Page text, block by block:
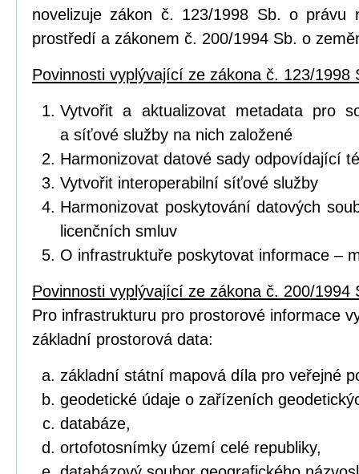
novelizuje zákon č. 123/1998 Sb. o právu
prostředí a zákonem č. 200/1994 Sb. o
Povinnosti vyplývající ze zákona č. 123/1998
Vytvořit a aktualizovat metadata pro
a síťové služby na nich založené
Harmonizovat datové sady odpovídající
Vytvořit interoperabilní síťové služby
Harmonizovat poskytování datových
licenčních smluv
O infrastruktuře poskytovat informace –
Povinnosti vyplývající ze zákona č. 200/1994
Pro infrastrukturu pro prostorové informace
základní prostorová data:
základní státní mapová díla pro veřejné
geodetické údaje o zařízeních
databáze,
ortofotosnímky území celé republiky,